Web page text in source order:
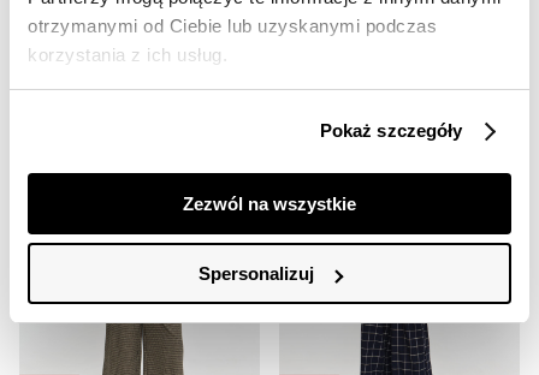
otrzymanymi od Ciebie lub uzyskanymi podczas
korzystania z ich usług.
Pokaż szczegóły
Zezwól na wszystkie
Spersonalizuj
49,99 zł
Cena regularna 119,99 zł
Najniższa cena z 30 dni przed
obniżką69,99 zł
49,99 zł
obniżką59,99 zł